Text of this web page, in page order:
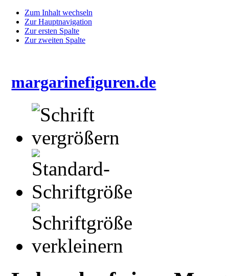
Zum Inhalt wechseln
Zur Hauptnavigation
Zur ersten Spalte
Zur zweiten Spalte
margarinefiguren.de